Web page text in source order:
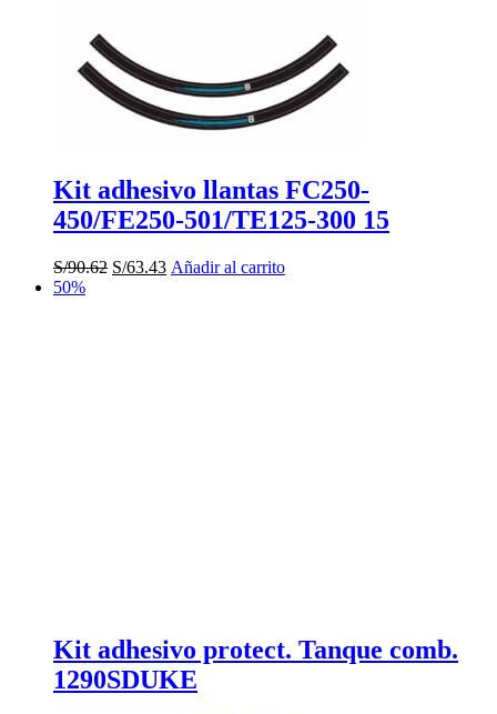
Kit adhesivo llantas FC250-
450/FE250-501/TE125-300 15
S/90.62 El
S/63.43ElAñadir al carrito
50%
Kit adhesivo protect. Tanque comb.
1290SDUKE